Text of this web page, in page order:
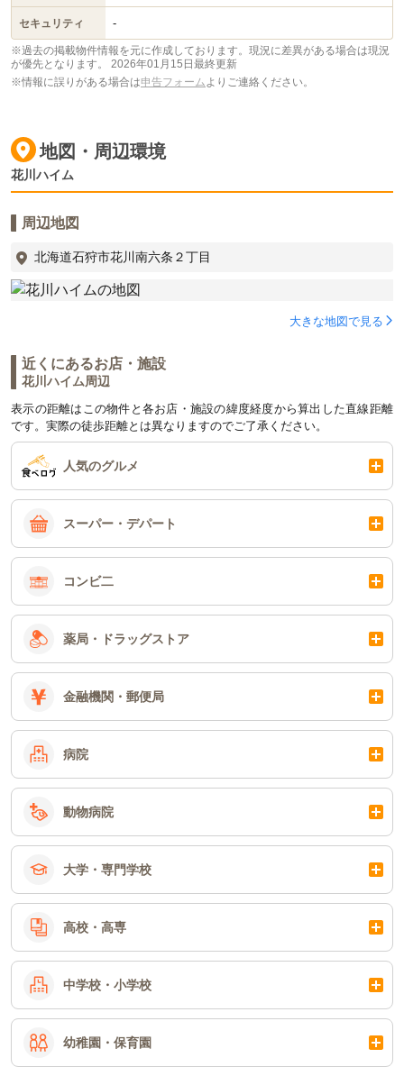
セキュリティ -
※過去の掲載物件情報を元に作成しております。現況に差異がある場合は現況
が優先となります。 2026年01月15日最終更新
※情報に誤りがある場合は申告フォームよりご連絡ください。
地図・周辺環境
花川ハイム
周辺地図
北海道石狩市花川南六条２丁目
大きな地図で見る
近くにあるお店・施設
花川ハイム周辺
表示の距離はこの物件と各お店・施設の緯度経度から算出した直線距離
です。実際の徒歩距離とは異なりますのでご了承ください。
人気のグルメ
スーパー・デパート
コンビ二
薬局・ドラッグストア
金融機関・郵便局
病院
動物病院
大学・専門学校
高校・高専
中学校・小学校
幼稚園・保育園